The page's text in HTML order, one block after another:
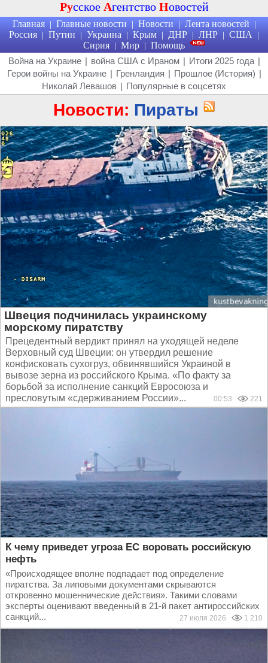
Русское Агентство Новостей
Главная | Главные новости | Новости | Лента новостей |
Россия | Путин | Украина | Крым | ДНР | ЛНР | США |
Сирия | Мир | Помощь
Война на Украине | война США с Ираном | Итоги 2025 года |
Герои войны на Украине | Гренландия | Прошлое (История) |
Николай Левашов | Популярные в соцсетях
Новости: Пираты
Швеция подчинилась украинскому
морскому пиратству
Прецедентный вердикт принял на уходящей неделе
Верховный суд Швеции: он утвердил решение
конфисковать сухогруз, обвинявшийся Украиной в
вывозе зерна из российского Крыма. «По факту за
борьбой за исполнение санкций Евросоюза и
пресловутым «сдерживанием России»...
00:53 221
К чему приведет угроза ЕС воровать российскую
нефть
«Происходящее вполне подпадает под определение
пиратства. За липовыми документами скрываются
откровенно мошеннические действия». Такими словами
эксперты оценивают введенный в 21-й пакет антироссийских
санкций...
27 июля 2026 1 210